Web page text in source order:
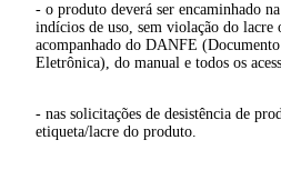
- o produto deverá ser encaminhado
indícios de uso, sem violação do
acompanhado do DANFE
Eletrônica), do manual e todos os
- nas solicitações de desistência de
etiqueta/lacre do produto.